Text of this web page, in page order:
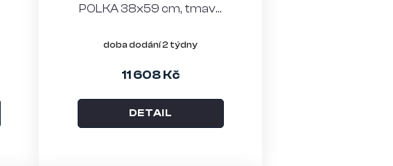
POLKA 38x59 cm, tmavě
nohy
doba dodání 2 týdny
11 608 Kč
DETAIL